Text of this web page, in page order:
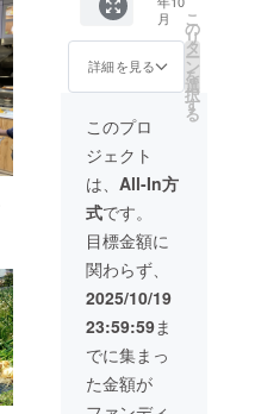
ご確認
くださ
い。」
お選び
してお
入れし
ます 配
送月：
10月/12
月/2026
年2月/4
月/6月 ※
泉州ア
グリで
収穫し
たお野
菜をお
届けし
ます ※
お野菜
はお選
びいた
だけま
せん。
ガイモ
300ｇ
・甘長
150ｇ 6
～10個
・ピー
マン
150ｇ 5
～8個
から毎
回7種類
お選び
してお
入れし
ます：
配送
月：
2025年
10月～
2026年
9月迄 ※
す。 ※
体験の
変更を
希望の
問合せ
い
にてご
連絡い
たしま
す。 ※
定数20
～40名
迄 ※収
穫した
お野菜
などを
お土産
として
ご用意
いたし
ます ※
小学生
以下は
無料で
ご参加
いただ
にてご
連絡い
たしま
す。 ※
体験の
参加限
定数20
～40名
迄 ※収
穫した
お野菜
などを
お土産
として
ご用意
いたし
ます ※
小学生
以下は
無料で
ご参加
いただ
阪府泉
佐野市
日根野
４１２
３）
※交通費
は含ま
れてお
りませ
ん。 ※
テーマ
や研修
内容は
プロ
ジェク
ト終了
後メー
ルでの
お打合
せで決
めます
※収穫し
研修 対
象人
数：20
名様分
開催日
時：
2025年
10月～
2026年
9月末ま
で 開催
時間：
10時～
15時ま
で 開催
場所：
泉州ア
グリ内
（〒
598-
0021 大
阪府泉
月
詳細を見る
こ
の
リ
タ
ー
ン
を
選
択
す
る
このプロ
ジェクト
は、 All-In方
式です。
目標金額に
関わらず、
2025/10/19
23:59:59ま
でに集まっ
た金額が